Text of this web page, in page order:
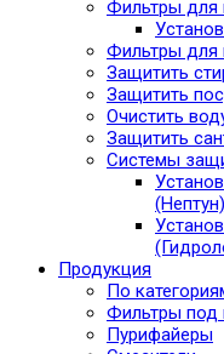
Фильтры для
Фильтры для
Защитить
Защитить
Очистить
Защитить
Системы
(Нептун)
Продукция
По
Фильтры под
Пурифайеры